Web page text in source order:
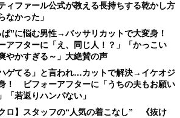
ファール公式が教える長持ちする乾かし方
なかった」
ぱ”に悩む男性→バッサリカットで大変身！
アフターに「え、同じ人！？」「かっこい
やかすぎる～」大絶賛の声
ゲてる」と言われ…カットで解決→イケオジ
！ ビフォーアフターに「うちの夫もお願い
「若返りハンパない」
クロ】スタッフの“人気の着こなし” 《抜け